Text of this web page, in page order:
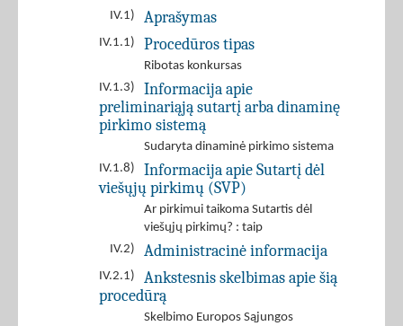
IV.1) Aprašymas
IV.1.1) Procedūros tipas
Ribotas konkursas
IV.1.3)
Informacija apie
preliminariąją sutartį arba dinaminę
pirkimo sistemą
Sudaryta dinaminė pirkimo sistema
IV.1.8)
Informacija apie Sutartį dėl
viešųjų pirkimų (SVP)
Ar pirkimui taikoma Sutartis dėl
viešųjų pirkimų? : taip
IV.2)
Administracinė informacija
IV.2.1)
Ankstesnis skelbimas apie šią
procedūrą
Skelbimo Europos Sąjungos